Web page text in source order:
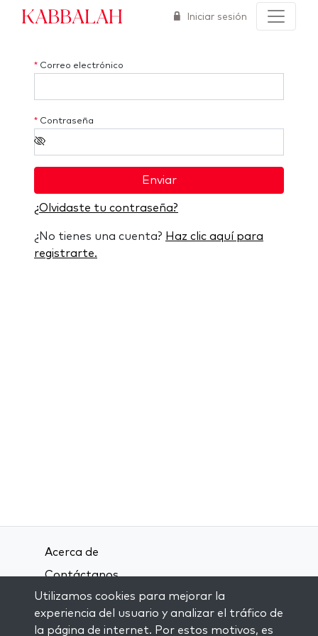
Kabbalah Iniciar sesión
* Correo electrónico
* Contraseña
Enviar
¿Olvidaste tu contraseña?
¿No tienes una cuenta? Haz clic aquí para
registrarte.
Acerca de
Contáctanos
Términos y condiciones
Política de privacidad
Utilizamos cookies para mejorar la
experiencia del usuario y analizar el tráfico de
la página de internet. Por estos motivos, es